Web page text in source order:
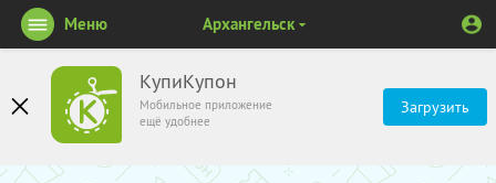
КупиКупон
Мобильное приложение
ещё удобнее
Загрузить
Меню Архангельск